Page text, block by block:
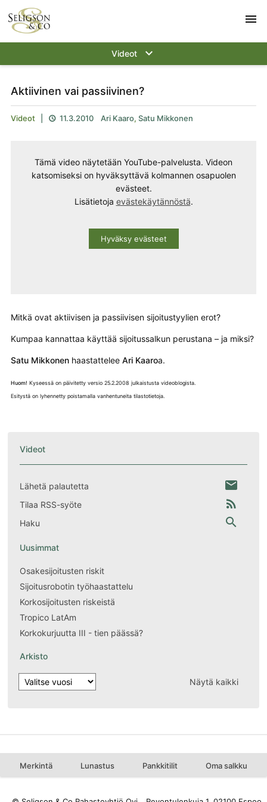
menu
Videot keyboard_arrow_down
Aktiivinen vai passiivinen?
Videot 11.3.2010 Ari Kaaro, Satu Mikkonen
Tämä video näytetään YouTube-palvelusta. Videon
katsomiseksi on hyväksyttävä kolmannen osapuolen
evästeet.
Lisätietoja evästekäytännöstä.
Hyväksy evästeet
Mitkä ovat aktiivisen ja passiivisen sijoitustyylien erot?
Kumpaa kannattaa käyttää sijoitussalkun perustana – ja miksi?
Satu Mikkonen haastattelee Ari Kaaroa.
Huom! Kyseessä on päivitetty versio 25.2.2008 julkaistusta videoblogista.
Esitystä on lyhennetty poistamalla vanhentuneita tilastotietoja.
Videot
Lähetä palautetta email
Tilaa RSS-syöte rss_feed
Haku search
Uusimmat
Osakesijoitusten riskit
Sijoitusrobotin työhaastattelu
Korkosijoitusten riskeistä
Tropico LatAm
Korkokurjuutta III - tien päässä?
Arkisto
Näytä kaikki
Merkintä Lunastus Pankkitilit Oma salkku